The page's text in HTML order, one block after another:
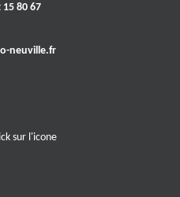
80 67
neuville.fr
sur l'icone